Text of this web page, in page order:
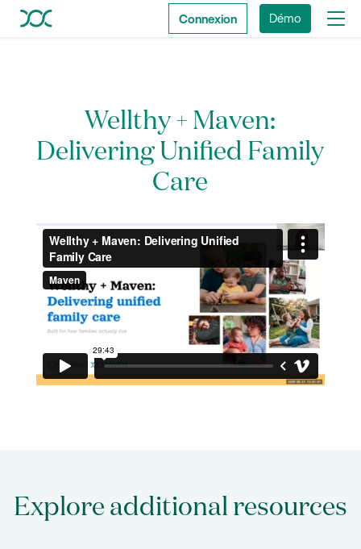
Connexion Démo
Wellthy + Maven:
Delivering Unified Family
Care
Explore additional resources